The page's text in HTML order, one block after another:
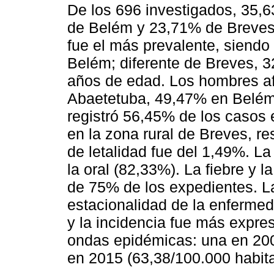
De los 696 investigados,
de Belém y 23,71% de
fue el más prevalente,
Belém; diferente de Breves,
años de edad. Los hombres
Abaetetuba, 49,47% en
registró 56,45% de los casos
en la zona rural de Breves,
de letalidad fue del 1,49%.
la oral (82,33%). La fiebre y
de 75% de los expedientes.
estacionalidad de la
y la incidencia fue más
ondas epidémicas: una en
en 2015 (63,38/100.000